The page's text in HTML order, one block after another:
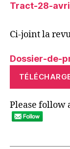
Tract-28-
Ci-joint la
Dossier-de-
Please follow